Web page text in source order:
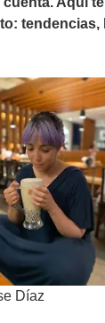
tendencias,
Díaz